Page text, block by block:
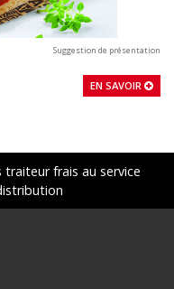
Suggestion de présentation
EN SAVOIR
frais au service